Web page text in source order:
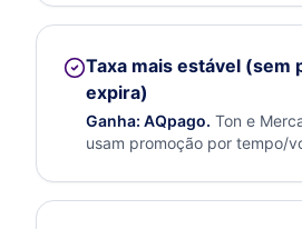
Taxa mais estável (sem
expira)
Ganha: AQpago. Ton e
usam promoção por tempo/